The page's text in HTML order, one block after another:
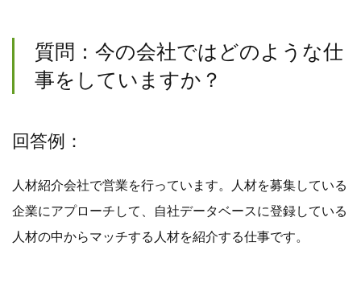
質問：今の会社ではどのような仕
事をしていますか？
回答例：
人材紹介会社で営業を行っています。人材を募集している
企業にアプローチして、自社データベースに登録している
人材の中からマッチする人材を紹介する仕事です。